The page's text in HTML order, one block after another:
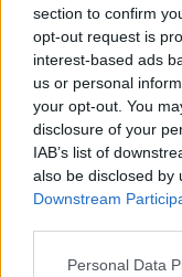
section to confirm
opt-out request is
interest-based ads
us or personal
your opt-out. You
disclosure of your
IAB’s list of
also be disclosed by
Downstream
Personal Data
Gasta os teus
regressa
Compete
classificação
e Maior
Etiquetas